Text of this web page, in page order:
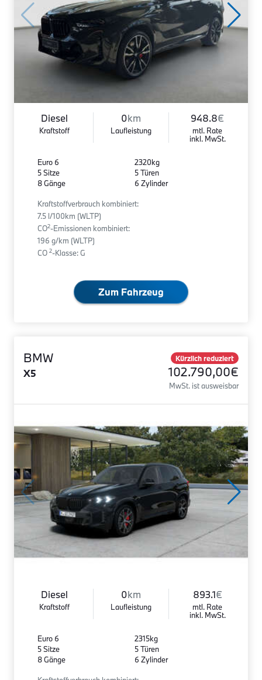
Diesel
Kraftstoff
0km
Laufleistung
948.8€
mtl. Rate
inkl. MwSt.
Euro 6
5 Sitze
8 Gänge
2320kg
5 Türen
6 Zylinder
Kraftstoffverbrauch kombiniert:
7.5 l/100km (WLTP)
CO2-Emissionen kombiniert:
196 g/km (WLTP)
CO 2-Klasse: G
Zum Fahrzeug
BMW
X5
Kürzlich reduziert
102.790,00€
MwSt. ist ausweisbar
Diesel
Kraftstoff
0km
Laufleistung
893.1€
mtl. Rate
inkl. MwSt.
Euro 6
5 Sitze
8 Gänge
2315kg
5 Türen
6 Zylinder